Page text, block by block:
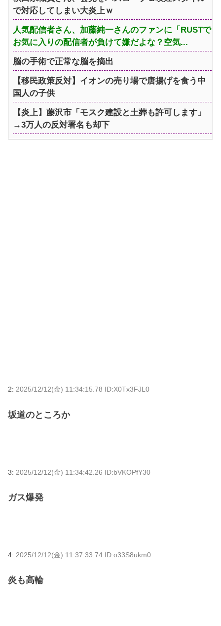
で対応してしまい大炎上ｗ
人気配信者さん、加藤純一さんのファンに「RUSTで
お気に入りの配信者が負けて嫌だよな？空気...
脳の手術で正常な脳を摘出
【移民政策反対】イオンの売り場で唐揚げを食う中
国人の子供
【炎上】藤沢市「モスク建設と土葬も許可します」
→3万人の反対署名も却下
2: 2025/12/12(金) 11:34:15.78 ID:X0Tx3FJL0
坂道のところか
3: 2025/12/12(金) 11:34:42.26 ID:bVKOPfY30
ガス爆発
4: 2025/12/12(金) 11:37:33.74 ID:o33S8ukm0
炎も高輪